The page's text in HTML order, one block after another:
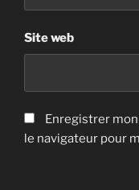
Site web
Enregistrer
le navigateur pour